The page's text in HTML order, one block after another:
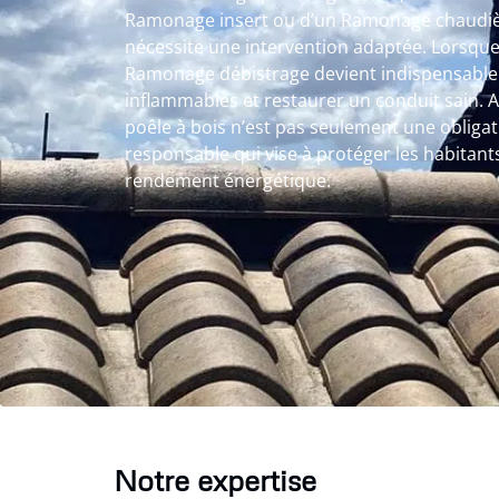
Ramonage insert ou d’un Ramonage
nécessite une intervention adaptée.
Ramonage débistrage devient
inflammables et restaurer un conduit sain.
poêle à bois n’est pas seulement une
responsable qui vise à protéger les
rendement énergétique.
Notre expertise